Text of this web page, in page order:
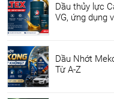
Dầu thủy lực
VG, ứng dụng
Dầu Nhớt
Từ A-Z